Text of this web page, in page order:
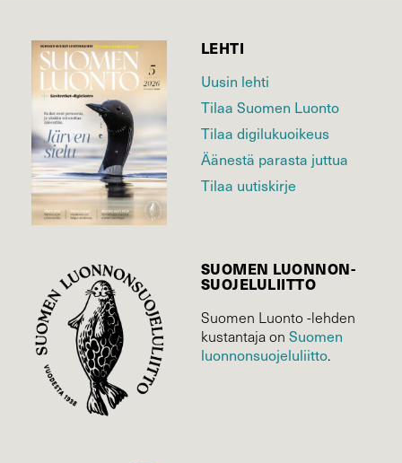
LEHTI
Uusin lehti
Tilaa Suomen Luonto
Tilaa digilukuoikeus
Äänestä parasta juttua
Tilaa uutiskirje
SUOMEN LUONNON­
SUOJELU­LIITTO
Suomen Luonto -lehden
kustantaja on Suomen
luonnonsuojelu­liitto.